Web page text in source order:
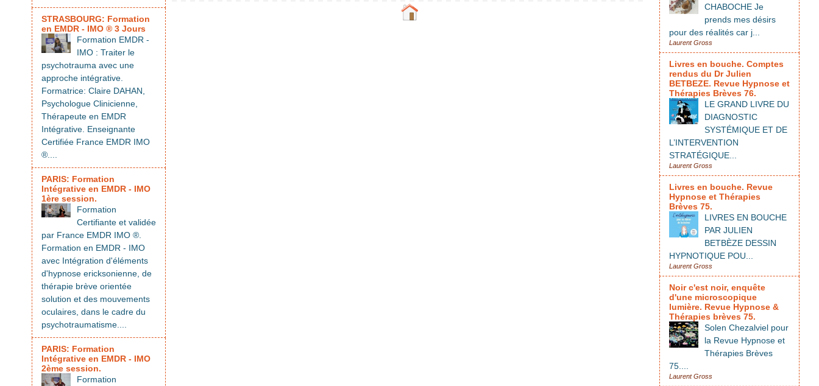
STRASBOURG: Formation
en EMDR - IMO ® 3 Jours
Formation EMDR -
IMO : Traiter le
psychotrauma avec une
approche intégrative.
Formatrice: Claire DAHAN,
Psychologue Clinicienne,
Thérapeute en EMDR
Intégrative. Enseignante
Certifiée France EMDR IMO
®....
PARIS: Formation
Intégrative en EMDR - IMO
1ère session.
Formation
Certifiante et validée
par France EMDR IMO ®.
Formation en EMDR - IMO
avec Intégration d'éléments
d'hypnose ericksonienne, de
thérapie brève orientée
solution et des mouvements
oculaires, dans le cadre du
psychotraumatisme....
PARIS: Formation
Intégrative en EMDR - IMO
2ème session.
Formation
CHABOCHE Je
prends mes désirs
pour des réalités car j...
Laurent Gross
Livres en bouche. Comptes
rendus du Dr Julien
BETBEZE. Revue Hypnose et
Thérapies Brèves 76.
LE GRAND LIVRE DU
DIAGNOSTIC
SYSTÉMIQUE ET DE
L’INTERVENTION
STRATÉGIQUE...
Laurent Gross
Livres en bouche. Revue
Hypnose et Thérapies
Brèves 75.
LIVRES EN BOUCHE
PAR JULIEN
BETBÈZE DESSIN
HYPNOTIQUE POU...
Laurent Gross
Noir c'est noir, enquête
d'une microscopique
lumière. Revue Hypnose &
Thérapies brèves 75.
Solen Chezalviel pour
la Revue Hypnose et
Thérapies Brèves
75....
Laurent Gross